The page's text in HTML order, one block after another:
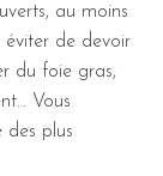
au moins
éviter de devoir
du foie gras,
Vous
des plus